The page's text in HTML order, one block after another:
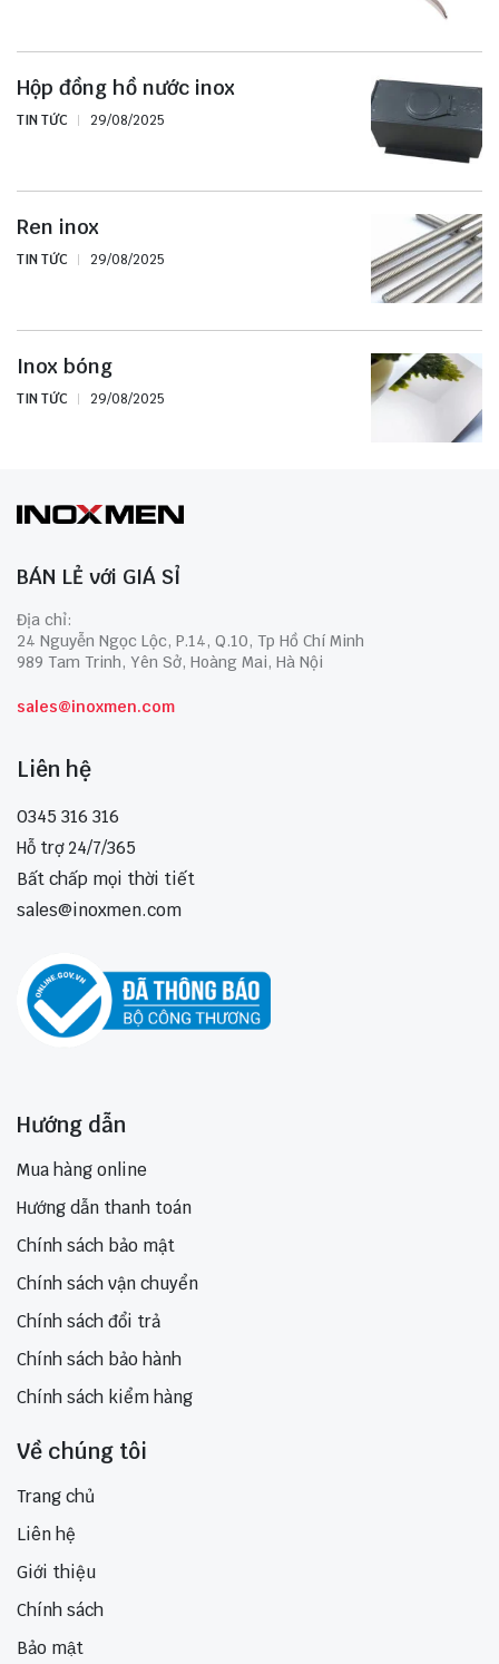
Hộp đồng hồ nước inox
TIN TỨC 29/08/2025
Ren inox
TIN TỨC 29/08/2025
Inox bóng
TIN TỨC 29/08/2025
BÁN LẺ với GIÁ SỈ
Địa chỉ:
24 Nguyễn Ngọc Lộc, P.14, Q.10, Tp Hồ Chí Minh
989 Tam Trinh, Yên Sở, Hoàng Mai, Hà Nội
sales@inoxmen.com
Liên hệ
0345 316 316
Hỗ trợ 24/7/365
Bất chấp mọi thời tiết
sales@inoxmen.com
Hướng dẫn
Mua hàng online
Hướng dẫn thanh toán
Chính sách bảo mật
Chính sách vận chuyển
Chính sách đổi trả
Chính sách bảo hành
Chính sách kiểm hàng
Về chúng tôi
Trang chủ
Liên hệ
Giới thiệu
Chính sách
Bảo mật